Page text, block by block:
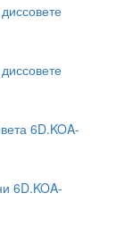
6D.KOA-
6D.KOA-